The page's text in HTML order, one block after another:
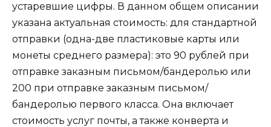
устаревшие цифры. В данном общем описании
указана актуальная стоимость: для стандартной
отправки (одна-две пластиковые карты или
монеты среднего размера): это 90 рублей при
отправке заказным письмом/бандеролью или
200 при отправке заказным письмом/
бандеролью первого класса. Она включает
стоимость услуг почты, а также конверта и